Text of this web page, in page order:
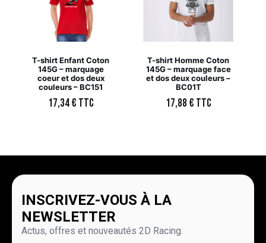
T-shirt Enfant Coton
145G – marquage
coeur et dos deux
couleurs – BC151
17,34€ TTC
T-shirt Homme Coton
145G – marquage face
et dos deux couleurs –
BC01T
17,88€ TTC
INSCRIVEZ-VOUS À LA
NEWSLETTER
Actus, offres et nouveautés 2D Racing.